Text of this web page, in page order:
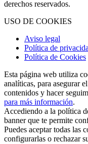
derechos reservados.
USO DE COOKIES
Aviso legal
Política de
Política de Cookies
Esta página web utiliza
analíticas, para asegurar
contenidos y hacer
para más información.
Accediendo a la política
banner que te permite
Puedes aceptar todas las
configurarlas o rechazar